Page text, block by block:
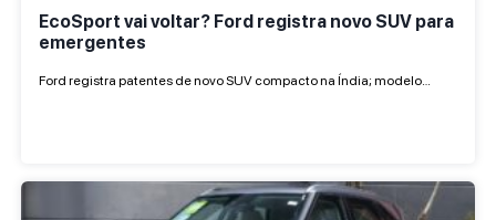
EcoSport vai voltar? Ford registra novo SUV para
emergentes
Ford registra patentes de novo SUV compacto na Índia; modelo…